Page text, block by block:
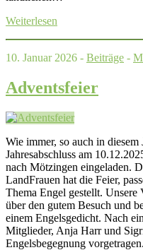
Weiterlesen
10. Januar 2026 - Beiträge -
Adventsfeier
Wie immer, so auch in
Jahresabschluss am
nach Mötzingen eingeladen.
LandFrauen hat die Feier,
Thema Engel gestellt.
über den gutem Besuch und
einem Engelsgedicht. Nach
Mitglieder, Anja Harr und
Engelsbegegnung